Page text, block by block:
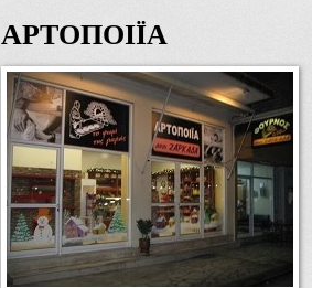
ΑΡΤΟΠΟΙΪΑ